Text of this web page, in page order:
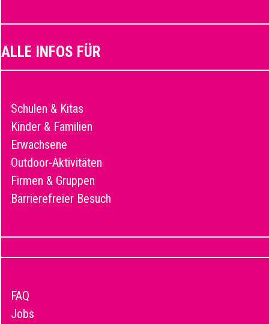
ALLE INFOS FÜR
Schulen & Kitas
Kinder & Familien
Erwachsene
Outdoor-Aktivitäten
Firmen & Gruppen
Barrierefreier Besuch
FAQ
Jobs